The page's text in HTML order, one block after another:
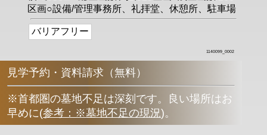
区画○設備/管理事務所、礼拝堂、休憩所、駐車場
バリアフリー
1140099_0002
見学予約・資料請求（無料）
※首都圏の墓地不足は深刻です。良い場所はお
早めに(参考：※墓地不足の現況)。